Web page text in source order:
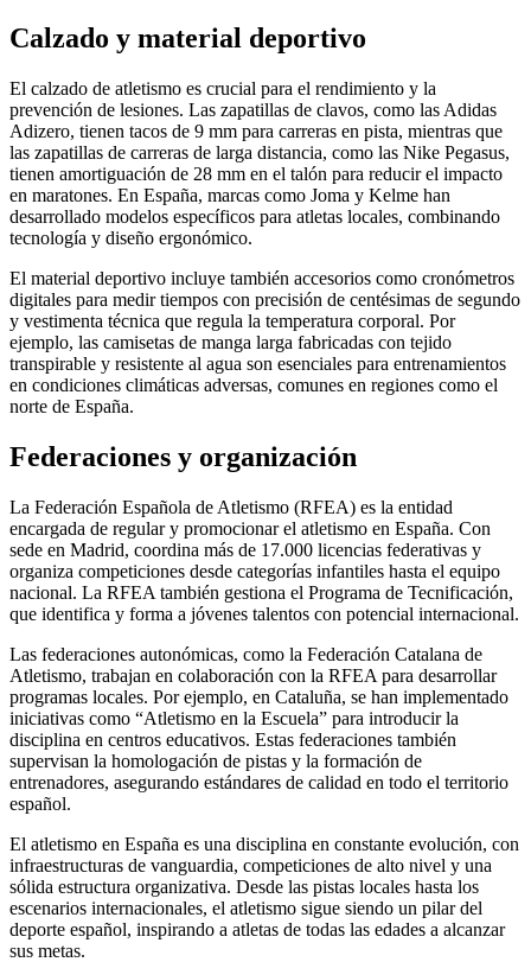
Calzado y material deportivo
El calzado de atletismo es crucial para el rendimiento y la
prevención de lesiones. Las zapatillas de clavos, como las Adidas
Adizero, tienen tacos de 9 mm para carreras en pista, mientras que
las zapatillas de carreras de larga distancia, como las Nike Pegasus,
tienen amortiguación de 28 mm en el talón para reducir el impacto
en maratones. En España, marcas como Joma y Kelme han
desarrollado modelos específicos para atletas locales, combinando
tecnología y diseño ergonómico.
El material deportivo incluye también accesorios como cronómetros
digitales para medir tiempos con precisión de centésimas de segundo
y vestimenta técnica que regula la temperatura corporal. Por
ejemplo, las camisetas de manga larga fabricadas con tejido
transpirable y resistente al agua son esenciales para entrenamientos
en condiciones climáticas adversas, comunes en regiones como el
norte de España.
Federaciones y organización
La Federación Española de Atletismo (RFEA) es la entidad
encargada de regular y promocionar el atletismo en España. Con
sede en Madrid, coordina más de 17.000 licencias federativas y
organiza competiciones desde categorías infantiles hasta el equipo
nacional. La RFEA también gestiona el Programa de Tecnificación,
que identifica y forma a jóvenes talentos con potencial internacional.
Las federaciones autonómicas, como la Federación Catalana de
Atletismo, trabajan en colaboración con la RFEA para desarrollar
programas locales. Por ejemplo, en Cataluña, se han implementado
iniciativas como “Atletismo en la Escuela” para introducir la
disciplina en centros educativos. Estas federaciones también
supervisan la homologación de pistas y la formación de
entrenadores, asegurando estándares de calidad en todo el territorio
español.
El atletismo en España es una disciplina en constante evolución, con
infraestructuras de vanguardia, competiciones de alto nivel y una
sólida estructura organizativa. Desde las pistas locales hasta los
escenarios internacionales, el atletismo sigue siendo un pilar del
deporte español, inspirando a atletas de todas las edades a alcanzar
sus metas.